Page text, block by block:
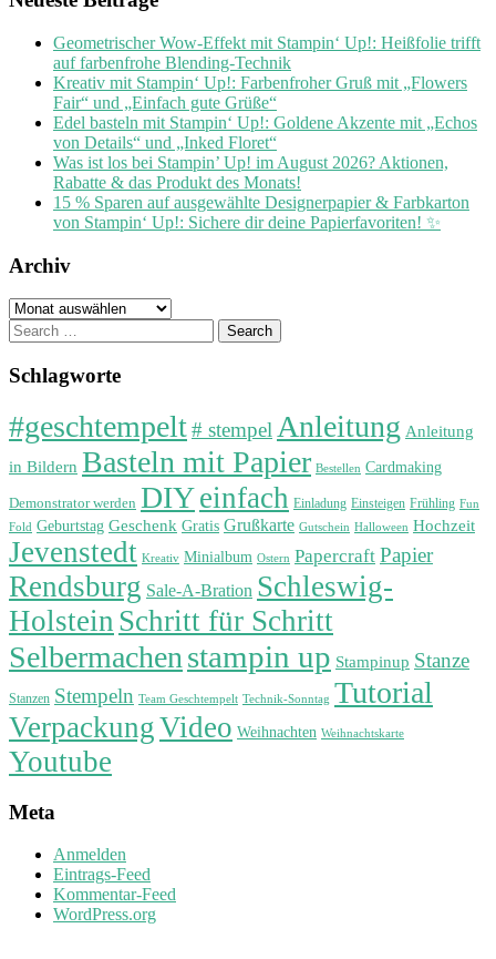
Geometrischer Wow-Effekt mit Stampin‘ Up!: Heißfolie trifft
auf farbenfrohe Blending-Technik
Kreativ mit Stampin‘ Up!: Farbenfroher Gruß mit „Flowers
Fair“ und „Einfach gute Grüße“
Edel basteln mit Stampin‘ Up!: Goldene Akzente mit „Echos
von Details“ und „Inked Floret“
Was ist los bei Stampin’ Up! im August 2026? Aktionen,
Rabatte & das Produkt des Monats!
15 % Sparen auf ausgewählte Designerpapier & Farbkarton
von Stampin‘ Up!: Sichere dir deine Papierfavoriten! ✨
Archiv
Archiv
Search
for:
Schlagworte
#geschtempelt# stempel Anleitung Anleitung
in Bildern Basteln mit Papier Bestellen Cardmaking
Demonstrator werden DIYeinfach Einladung Einsteigen Frühling Fun
Fold Geburtstag Geschenk Gratis Grußkarte Gutschein Halloween Hochzeit
Jevenstedt Kreativ Minialbum Ostern Papercraft Papier
Rendsburg Sale-A-Bration Schleswig-
Holstein Schritt für Schritt
Selbermachen stampin up Stampinup Stanze
Stanzen Stempeln Team Geschtempelt Technik-Sonntag Tutorial
VerpackungVideo Weihnachten Weihnachtskarte
Youtube
Meta
Anmelden
Eintrags-Feed
Kommentar-Feed
WordPress.org